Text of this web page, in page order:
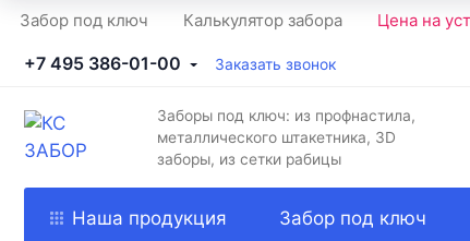
Забор под ключ Калькулятор забора Цена на
+7 495 386-01-00 Заказать звонок
Заборы под ключ: из профнастила,
металлического штакетника, 3D
заборы, из сетки рабицы
Наша продукция Забор под ключ